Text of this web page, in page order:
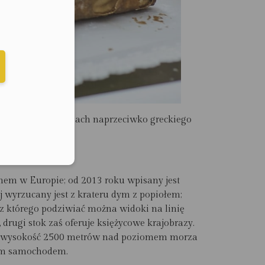
wzgórzach naprzeciwko greckiego
w Europie; od 2013 roku wpisany jest
jest z krateru dym z popiołem;
którego podziwiać można widoki na linię
stok zaś oferuje księżycowe krajobrazy.
2500 metrów nad poziomem morza
samochodem.
w formacie E164